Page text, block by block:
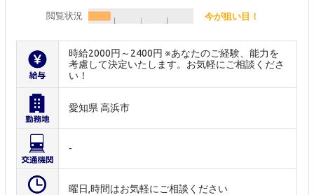
閲覧状況 今が狙い目！
時給2000円～2400円 ※あなたのご経験、能力を
考慮して決定いたします。お気軽にご相談くださ
い！
愛知県 高浜市
-
曜日,時間はお気軽にご相談ください